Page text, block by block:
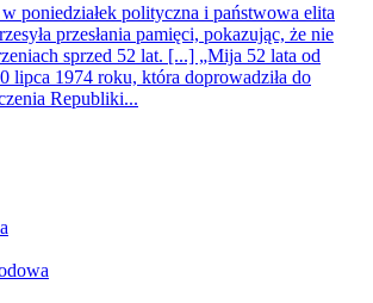
poniedziałek polityczna i państwowa elita
przesłania pamięci, pokazując, że nie
sprzed 52 lat. [...] „Mija 52 lata od
lipca 1974 roku, która doprowadziła do
Republiki...